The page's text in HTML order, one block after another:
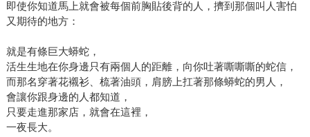
即使你知道馬上就會被每個前胸貼後背的人，擠到那個叫人害怕
又期待的地方：
就是有條巨大蟒蛇，
活生生地在你身邊只有兩個人的距離，向你吐著嘶嘶嘶的蛇信，
而那名穿著花襯衫、梳著油頭，肩膀上扛著那條蟒蛇的男人，
會讓你跟身邊的人都知道，
只要走進那家店，就會在這裡，
一夜長大。